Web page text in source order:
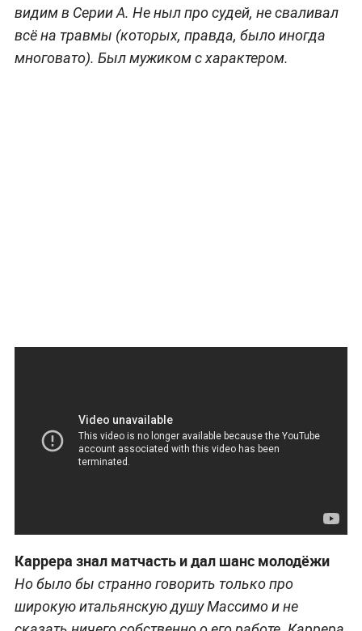
видим в Серии А. Не ныл про судей, не сваливал
всё на травмы (которых, правда, было иногда
многовато). Был мужиком с характером.
Каррера знал матчасть и дал шанс молодёжи
Но было бы странно говорить только про
широкую итальянскую душу Массимо и не